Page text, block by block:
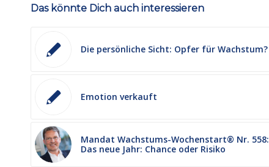
Das könnte Dich auch interessieren
Die persönliche Sicht: Opfer für Wachstum?
Emotion verkauft
Mandat Wachstums-Wochenstart® Nr. 558:
Das neue Jahr: Chance oder Risiko